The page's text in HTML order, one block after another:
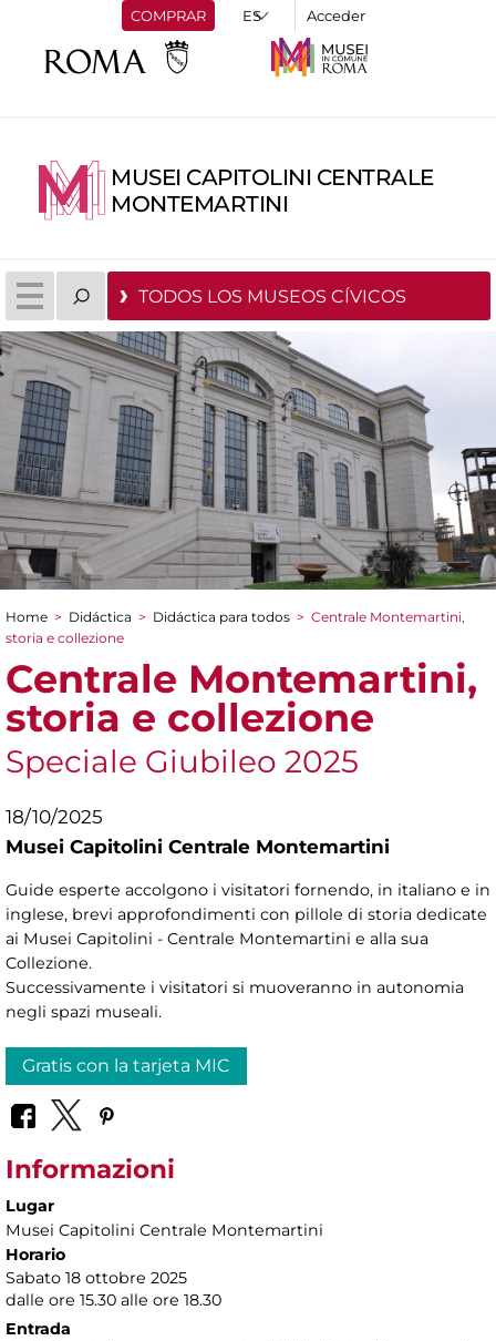
COMPRAR Acceder
MUSEI CAPITOLINI CENTRALE
MONTEMARTINI
TODOS LOS MUSEOS CÍVICOS
You are here
Home > Didáctica > Didáctica para todos > Centrale Montemartini,
storia e collezione
Centrale Montemartini,
storia e collezione
Speciale Giubileo 2025
18/10/2025
Musei Capitolini Centrale Montemartini
Guide esperte accolgono i visitatori fornendo, in italiano e in
inglese, brevi approfondimenti con pillole di storia dedicate
ai Musei Capitolini - Centrale Montemartini e alla sua
Collezione.
Successivamente i visitatori si muoveranno in autonomia
negli spazi museali.
Gratis con la tarjeta MIC
Informazioni
Lugar
Musei Capitolini Centrale Montemartini
Horario
Sabato 18 ottobre 2025
dalle ore 15.30 alle ore 18.30
Entrada